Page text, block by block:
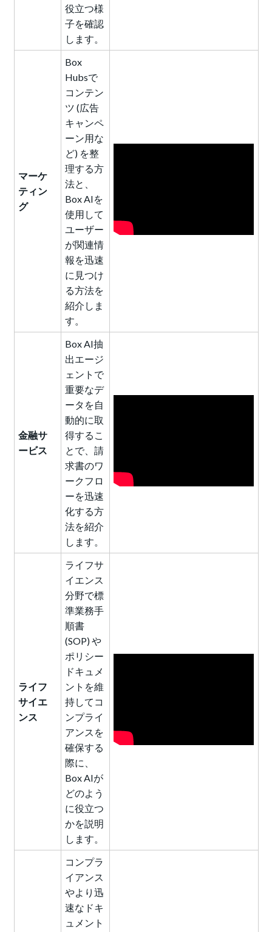
役立つ様
子を確認
します。
マーケ
ティン
グ
Box
Hubsで
コンテン
ツ (広告
キャンペ
ーン用な
ど) を整
理する方
法と、
Box AIを
使用して
ユーザー
が関連情
報を迅速
に見つけ
る方法を
紹介しま
す。
金融サ
ービス
Box AI抽
出エージ
ェントで
重要なデ
ータを自
動的に取
得するこ
とで、請
求書のワ
ークフロ
ーを迅速
化する方
法を紹介
します。
ライフ
サイエ
ンス
ライフサ
イエンス
分野で標
準業務手
順書
(SOP) や
ポリシー
ドキュメ
ントを維
持してコ
ンプライ
アンスを
確保する
際に、
Box AIが
どのよう
に役立つ
かを説明
します。
コンプラ
イアンス
やより迅
速なドキ
ュメント